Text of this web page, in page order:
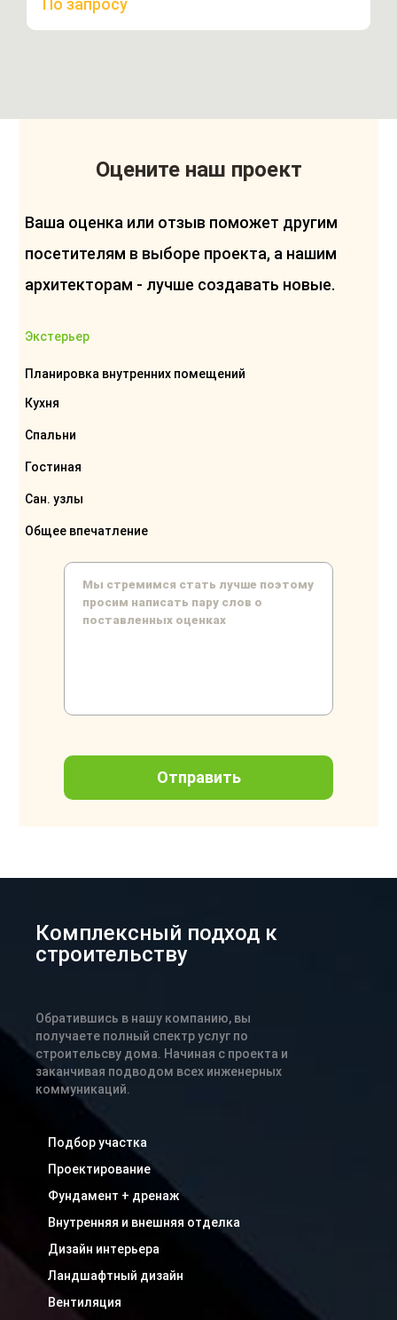
По запросу
Оцените наш проект
Ваша оценка или отзыв поможет другим
посетителям в выборе проекта, а нашим
архитекторам - лучше создавать новые.
Экстерьер
Планировка внутренних помещений
Кухня
Спальни
Гостиная
Сан. узлы
Общее впечатление
Комплексный подход к
строительству
Обратившись в нашу компанию, вы
получаете полный спектр услуг по
строительсву дома. Начиная с проекта и
заканчивая подводом всех инженерных
коммуникаций.
Подбор участка
Проектирование
Фундамент + дренаж
Внутренняя и внешняя отделка
Дизайн интерьера
Ландшафтный дизайн
Вентиляция